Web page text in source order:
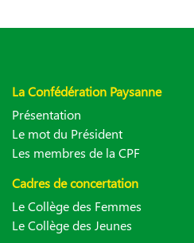
La Confédération Paysanne
Présentation
Le mot du Président
Les membres de la CPF
Cadres de concertation
Le Collège des Femmes
Le Collège des Jeunes